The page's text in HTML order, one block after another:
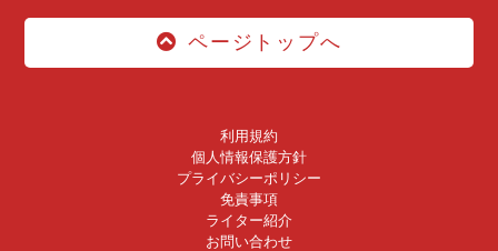
ページトップへ
利用規約
個人情報保護方針
プライバシーポリシー
免責事項
ライター紹介
お問い合わせ